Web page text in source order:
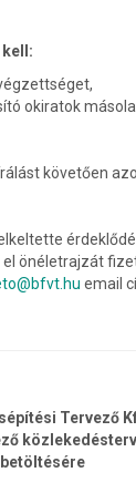
okiratok
követően
önéletrajzát
email
Tervező
betöltésére